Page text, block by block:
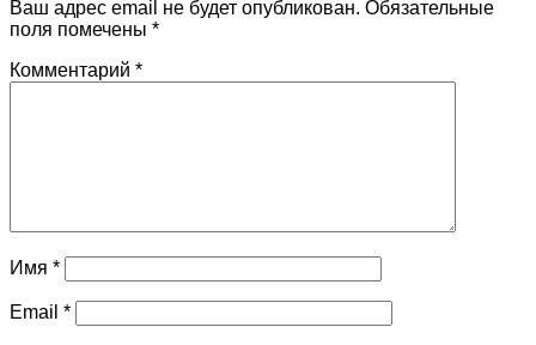
Ваш адрес email не будет опубликован. Обязательные
поля помечены *
Комментарий *
Имя *
Email *